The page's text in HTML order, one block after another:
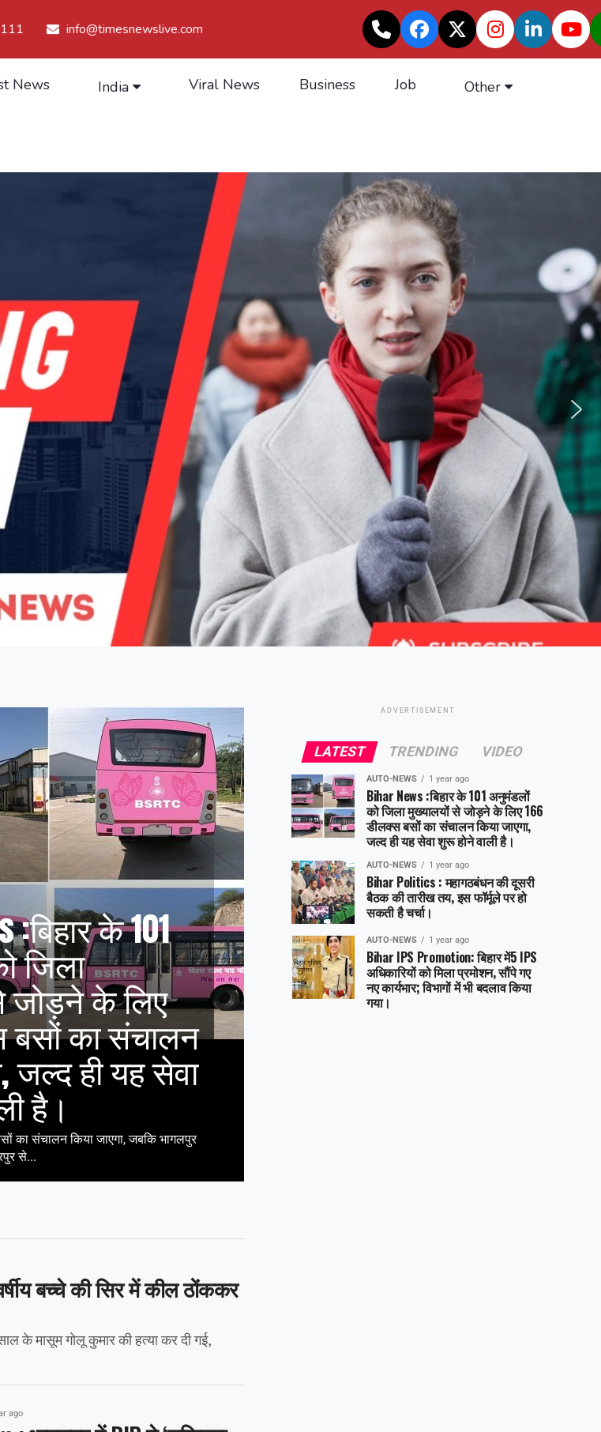
info@timesnewslive.com
News India Viral News Business Job Other
के 101
जिला
जोड़ने के लिए
बसों का संचालन
जल्द ही यह सेवा
है।
का संचालन किया जाएगा, जबकि भागलपुर
से...
बच्चे की सिर में कील ठोंककर
के मासूम गोलू कुमार की हत्या कर दी गई,
ago
ADVERTISEMENT
LATEST TRENDING VIDEO
AUTO-NEWS 1 year ago
Bihar News :बिहार के 101 अनुमंडलों
को जिला मुख्यालयों से जोड़ने के लिए 166
डीलक्स बसों का संचालन किया जाएगा,
जल्द ही यह सेवा शुरू होने वाली है।
AUTO-NEWS 1 year ago
Bihar Politics : महागठबंधन की दूसरी
बैठक की तारीख तय, इस फॉर्मूले पर हो
सकती है चर्चा।
AUTO-NEWS 1 year ago
Bihar IPS Promotion: बिहार में5 IPS
अधिकारियों को मिला प्रमोशन, सौंपे गए
नए कार्यभार; विभागों में भी बदलाव किया
गया।